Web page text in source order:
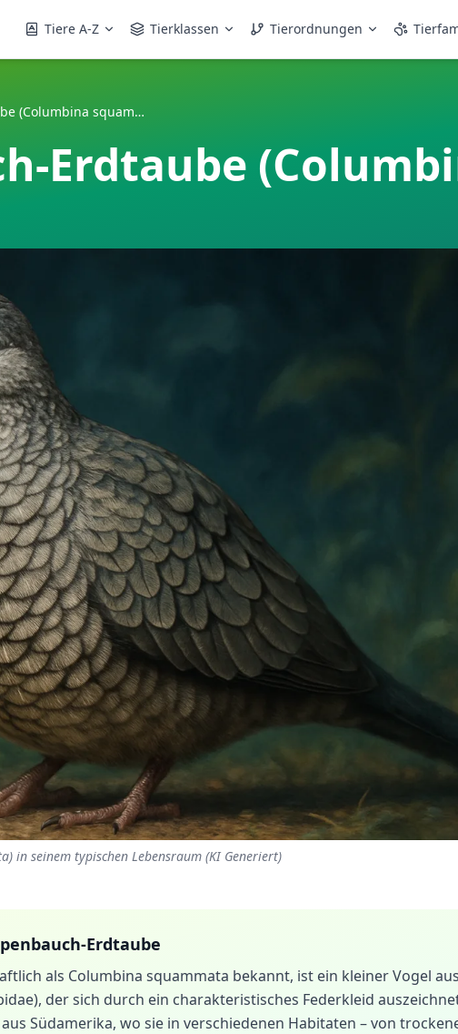
Tiere A-Z Tierklassen Tierordnungen
Schuppenbauch-Erdtaube (Columbina squammata)
Erdtaube
in seinem typischen Lebensraum (KI Generiert)
Erdtaube
als Columbina squammata bekannt, ist ein kleiner Vogel
der sich durch ein charakteristisches Federkleid
Südamerika, wo sie in verschiedenen Habitaten – von